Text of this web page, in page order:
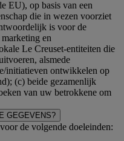
EU), op basis van een
die in wezen voorziet
is voor de
en
Le Creuset-entiteiten die
alsmede
initiatieven ontwikkelen op
(c) beide gezamenlijk
van uw betrokkene om
GEGEVENS?
de volgende doeleinden: